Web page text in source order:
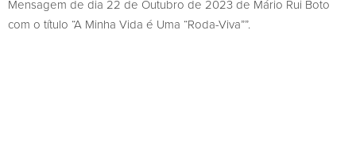
Mensagem de dia 22 de Outubro de 2023 de Mário Rui Boto
com o título “A Minha Vida é Uma “Roda-Viva””.